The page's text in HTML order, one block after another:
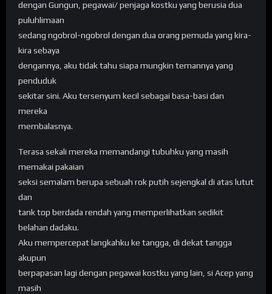
dengan Gungun, pegawai/ penjaga kostku yang berusia dua
puluhlimaan
sedang ngobrol-ngobrol dengan dua orang pemuda yang kira-
kira sebaya
dengannya, aku tidak tahu siapa mungkin temannya yang
penduduk
sekitar sini. Aku tersenyum kecil sebagai basa-basi dan
mereka
membalasnya.
Terasa sekali mereka memandangi tubuhku yang masih
memakai pakaian
seksi semalam berupa sebuah rok putih sejengkal di atas lutut
dan
tank top berdada rendah yang memperlihatkan sedikit
belahan dadaku.
Aku mempercepat langkahku ke tangga, di dekat tangga
akupun
berpapasan lagi dengan pegawai kostku yang lain, si Acep yang
masih